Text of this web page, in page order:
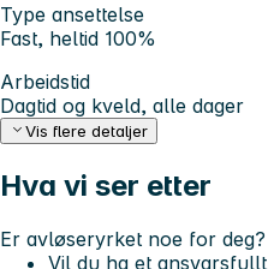
Type ansettelse
Fast, heltid 100%
Arbeidstid
Dagtid og kveld, alle dager
Vis flere detaljer
Hva vi ser etter
Er avløseryrket noe for deg?
Vil du ha et